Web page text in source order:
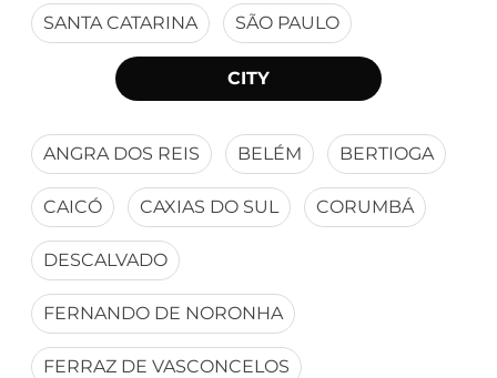
SANTA CATARINA SÃO PAULO
CITY
ANGRA DOS REIS BELÉM BERTIOGA
CAICÓ CAXIAS DO SUL CORUMBÁ
DESCALVADO
FERNANDO DE NORONHA
FERRAZ DE VASCONCELOS